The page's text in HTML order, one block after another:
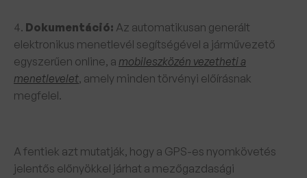
4. Dokumentáció: Az automatikusan generált
elektronikus menetlevél segítségével a járművezető
egyszerűen online, a mobileszközén vezetheti a
menetlevelet, amely minden törvényi előírásnak
megfelel.
A fentiek azt mutatják, hogy a GPS-es nyomkövetés
jelentős előnyökkel járhat a mezőgazdasági